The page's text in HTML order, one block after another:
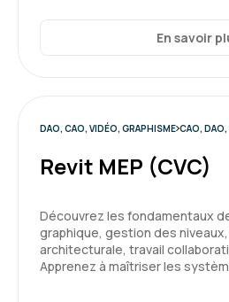
En savoir
DAO, CAO, VIDÉO, GRAPHISME CAO, DAO,
Revit MEP (CVC)
Découvrez les fondamentaux
graphique, gestion des
architecturale, travail
Apprenez à maîtriser les